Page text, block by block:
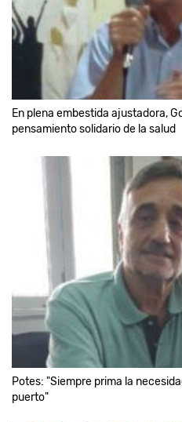
En plena embestida ajustadora,
pensamiento solidario de la salud
Potes: "Siempre prima la
puerto"